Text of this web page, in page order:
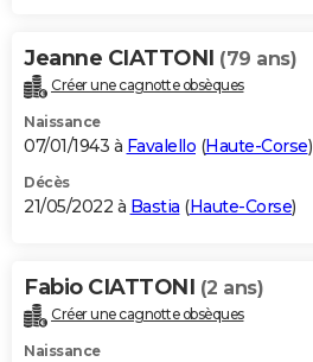
DICTIONNAIRE
Dictionnaire
Biographies
Citations
Expressions
Proverbes
PROGRAMME TV
COPAINS D'AVANT
S'inscrire
Se connecter
Lycées
Collèges
Primaires
Universités
Entreprises
Service militaire
Avis de recherche
AVIS DE DÉCÈS
Bricolage
Lifestyle
Culture
Sport
Auto
Television
Voyage
Cinema
Jeanne CIATTONI (79 ans)
Créer une cagnotte obsèques
Naissance
07/01/1943 à Favalello (Haute-Corse)
Décès
21/05/2022 à Bastia (Haute-Corse)
Fabio CIATTONI (2 ans)
Créer une cagnotte obsèques
Naissance